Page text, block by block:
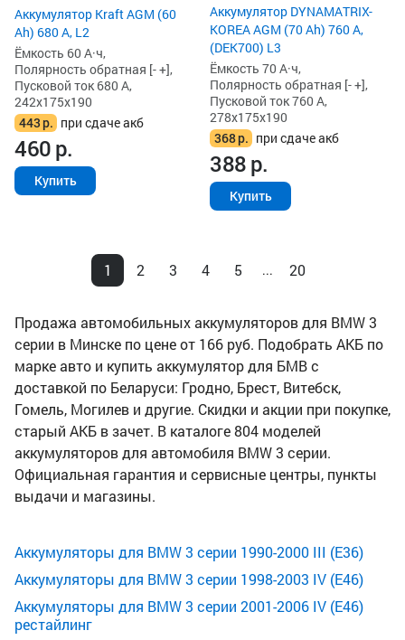
Аккумулятор Kraft AGM (60
Ah) 680 А, L2
Ёмкость 60 А·ч,
Полярность обратная [- +],
Пусковой ток 680 А,
242x175x190
443р. при сдаче акб
460р.
Купить
Аккумулятор DYNAMATRIX-
KOREA AGM (70 Ah) 760 А,
(DEK700) L3
Ёмкость 70 А·ч,
Полярность обратная [- +],
Пусковой ток 760 А,
278x175x190
368р. при сдаче акб
388р.
Купить
1 2 3 4 5 ... 20
Продажа автомобильных аккумуляторов для BMW 3
серии в Минске по цене от 166 руб. Подобрать АКБ по
марке авто и купить аккумулятор для БМВ с
доставкой по Беларуси: Гродно, Брест, Витебск,
Гомель, Могилев и другие. Скидки и акции при покупке,
старый АКБ в зачет. В каталоге 804 моделей
аккумуляторов для автомобиля BMW 3 серии.
Официальная гарантия и сервисные центры, пункты
выдачи и магазины.
Аккумуляторы для BMW 3 серии 1990-2000 III (E36)
Аккумуляторы для BMW 3 серии 1998-2003 IV (E46)
Аккумуляторы для BMW 3 серии 2001-2006 IV (E46)
рестайлинг